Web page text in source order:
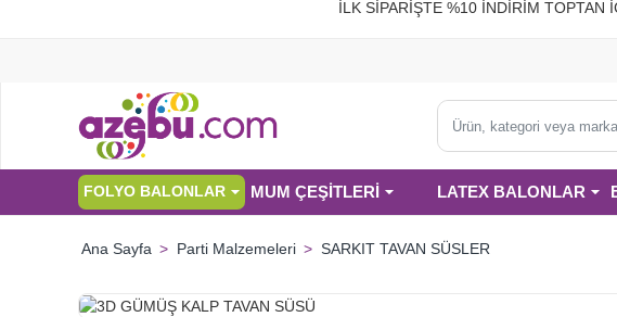
İLK SİPARİŞTE %10 İNDİRİM
Ürün,
kategori
marka
FOLYO BALONLAR MUM ÇEŞİTLERİ LATEX BALONLAR
Parti Malzemeleri SARKIT TAVAN SÜSLER